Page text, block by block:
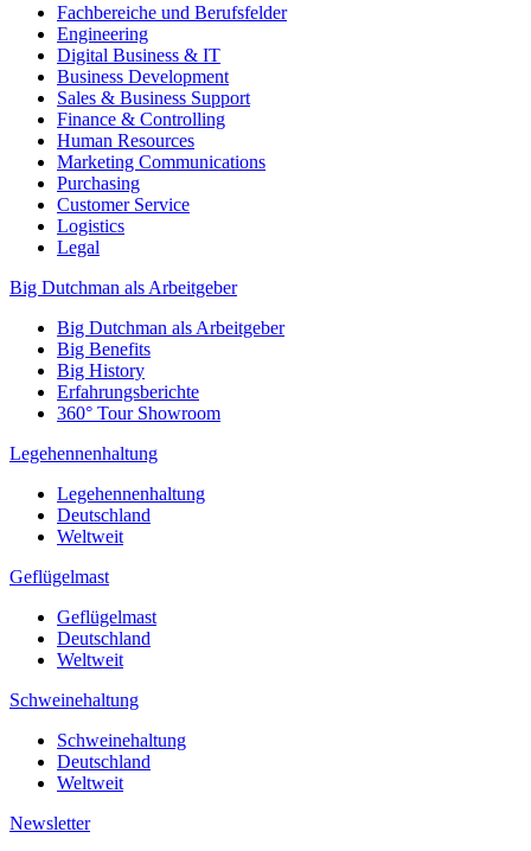
Fachbereiche und Berufsfelder
Engineering
Digital Business & IT
Business Development
Sales & Business Support
Finance & Controlling
Human Resources
Marketing Communications
Purchasing
Customer Service
Logistics
Legal
Big Dutchman als Arbeitgeber
Big Dutchman als Arbeitgeber
Big Benefits
Big History
Erfahrungsberichte
360° Tour Showroom
Legehennenhaltung
Legehennenhaltung
Deutschland
Weltweit
Geflügelmast
Geflügelmast
Deutschland
Weltweit
Schweinehaltung
Schweinehaltung
Deutschland
Weltweit
Newsletter